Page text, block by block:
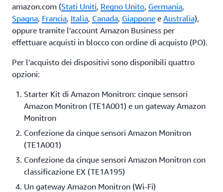
amazon.com (Stati Uniti, Regno Unito, Germania,
Spagna, Francia, Italia, Canada, Giappone e Australia),
oppure tramite l'account Amazon Business per
effettuare acquisti in blocco con ordine di acquisto (PO).
Per l'acquisto dei dispositivi sono disponibili quattro
opzioni:
Starter Kit di Amazon Monitron: cinque sensori
Amazon Monitron (TE1A001) e un gateway Amazon
Monitron
Confezione da cinque sensori Amazon Monitron
(TE1A001)
Confezione da cinque sensori Amazon Monitron con
classificazione EX (TE1A195)
Un gateway Amazon Monitron (Wi-Fi)